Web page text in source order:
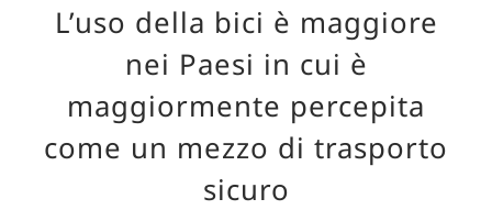
L’uso della bici è maggiore
nei Paesi in cui è
maggiormente percepita
come un mezzo di trasporto
sicuro